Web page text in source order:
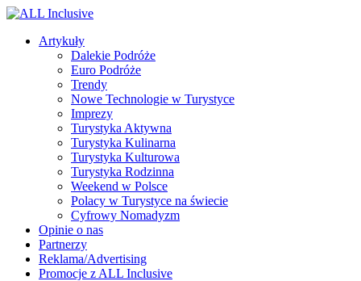
Artykuły
Dalekie Podróże
Euro Podróże
Trendy
Nowe Technologie w Turystyce
Imprezy
Turystyka Aktywna
Turystyka Kulinarna
Turystyka Kulturowa
Turystyka Rodzinna
Weekend w Polsce
Polacy w Turystyce na świecie
Cyfrowy Nomadyzm
Opinie o nas
Partnerzy
Reklama/Advertising
Promocje z ALL Inclusive